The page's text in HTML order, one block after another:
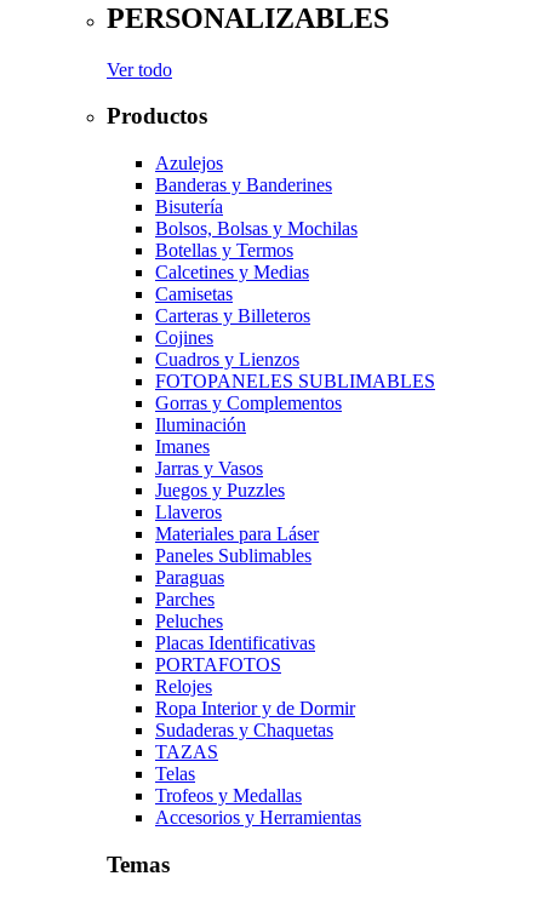
PERSONALIZABLES
Ver todo
Productos
Azulejos
Banderas y Banderines
Bisutería
Bolsos, Bolsas y Mochilas
Botellas y Termos
Calcetines y Medias
Camisetas
Carteras y Billeteros
Cojines
Cuadros y Lienzos
FOTOPANELES SUBLIMABLES
Gorras y Complementos
Iluminación
Imanes
Jarras y Vasos
Juegos y Puzzles
Llaveros
Materiales para Láser
Paneles Sublimables
Paraguas
Parches
Peluches
Placas Identificativas
PORTAFOTOS
Relojes
Ropa Interior y de Dormir
Sudaderas y Chaquetas
TAZAS
Telas
Trofeos y Medallas
Accesorios y Herramientas
Temas